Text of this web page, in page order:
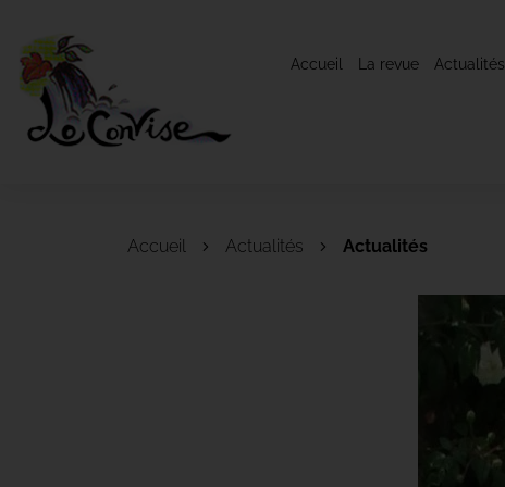
Accueil La revue Actualités
Accueil Actualités Actualités